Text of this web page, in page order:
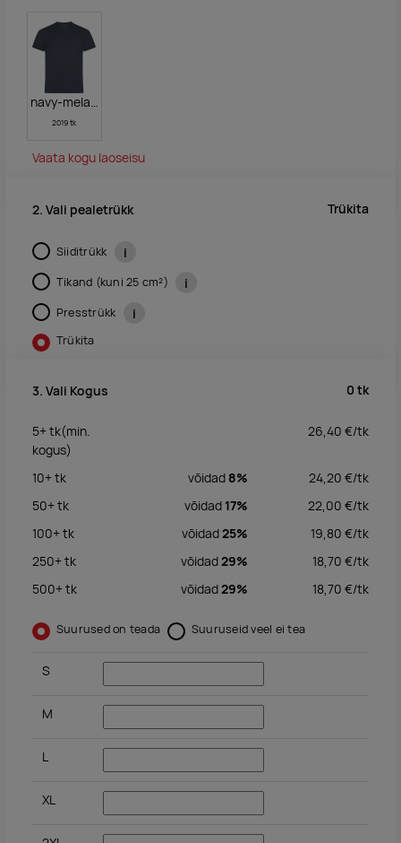
navy-melange
2019 tk
Vaata kogu laoseisu
2. Vali pealetrükk Trükita
Siiditrükk i
Tikand (kuni 25 cm²) i
Presstrükk i
Trükita
3. Vali Kogus 0 tk
5+tk(min.
kogus)
26,40 €/tk
10+tk võidad 8% 24,20 €/tk
50+tk võidad 17% 22,00 €/tk
100+tk võidad25% 19,80 €/tk
250+tk võidad29% 18,70 €/tk
500+tk võidad29% 18,70 €/tk
Suurused on teada Suuruseid veel ei tea
S
M
L
XL